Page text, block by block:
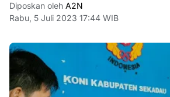
Diposkan oleh A2N
Rabu, 5 Juli 2023 17:44 WIB